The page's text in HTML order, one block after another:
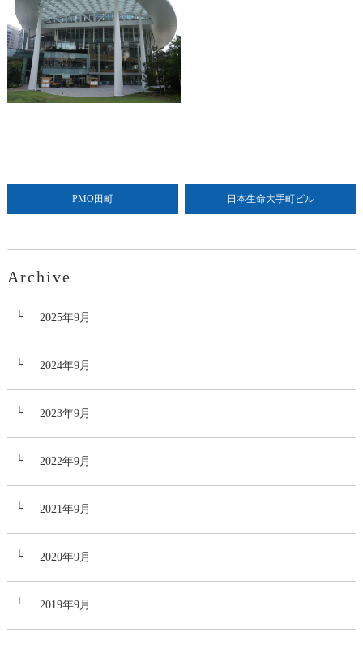
PMO田町 日本生命大手町ビル
Archive
2025年9月
2024年9月
2023年9月
2022年9月
2021年9月
2020年9月
2019年9月